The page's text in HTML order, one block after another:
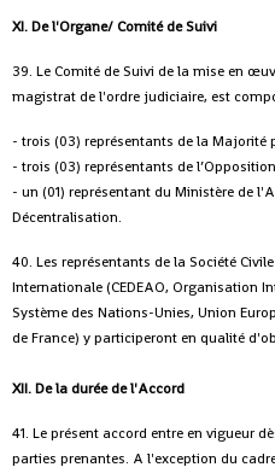
XI. De l'Organe/ Comité de Suivi
39. Le Comité de Suivi de la mise en
magistrat de l'ordre judiciaire, est
- trois (03) représentants de la Majorité
- trois (03) représentants de
- un (01) représentant du Ministère de
Décentralisation.
40. Les représentants de la Société
Internationale (CEDEAO, Organisation
Système des Nations-Unies, Union
de France) y participeront en qualité
XII. De la durée de l'Accord
41. Le présent accord entre en vigueur
parties prenantes. A l'exception du